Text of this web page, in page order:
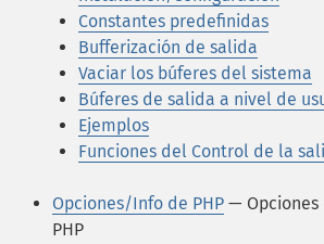
Constantes predefinidas
Bufferización de salida
Vaciar los búferes del sistema
Búferes de salida a nivel de
Ejemplos
Funciones del Control de la
Opciones/Info de PHP — Opciones
PHP